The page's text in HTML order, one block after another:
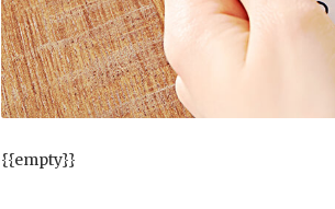
{{empty}}